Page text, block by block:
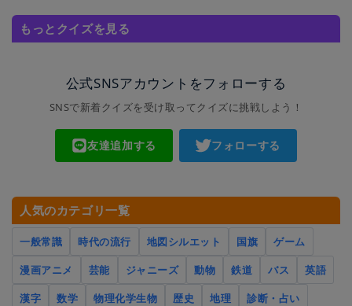
もっとクイズを見る
公式SNSアカウントをフォローする
SNSで新着クイズを受け取ってクイズに挑戦しよう！
友達追加する フォローする
人気のカテゴリ一覧
一般常識 時代の流行 地図シルエット 国旗
ゲーム
漫画アニメ
芸能 ジャニーズ 動物 鉄道 バス
英語
漢字
数学 物理化学生物 歴史 地理 診断・占い